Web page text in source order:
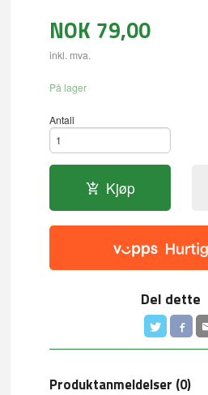
NOK 79,00
inkl. mva.
På lager
Antall
Kjøp
Del dette
Produktanmeldelser (0)